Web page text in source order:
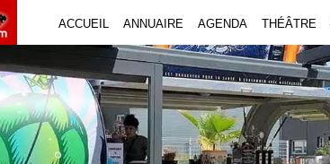
ACCUEIL ANNUAIRE AGENDA THÉÂTRE